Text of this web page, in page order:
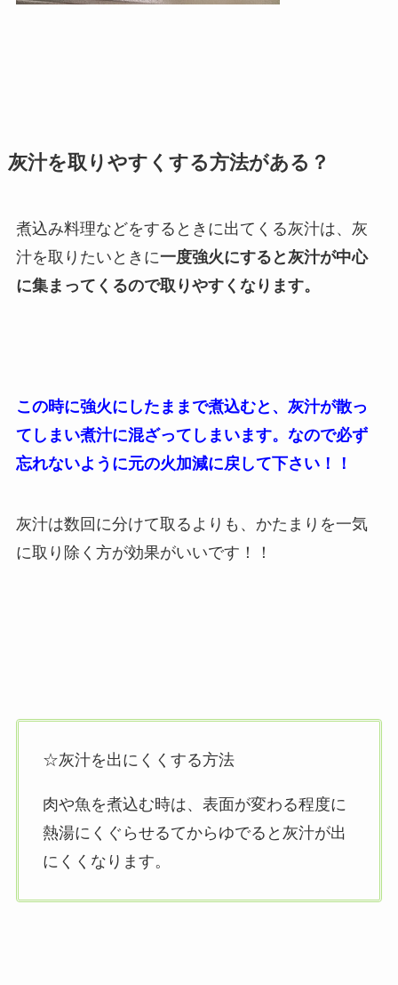
灰汁を取りやすくする方法がある？
煮込み料理などをするときに出てくる灰汁は、灰
汁を取りたいときに一度強火にすると灰汁が中心
に集まってくるので取りやすくなります。
この時に強火にしたままで煮込むと、灰汁が散っ
てしまい煮汁に混ざってしまいます。なので必ず
忘れないように元の火加減に戻して下さい！！
灰汁は数回に分けて取るよりも、かたまりを一気
に取り除く方が効果がいいです！！
☆灰汁を出にくくする方法
肉や魚を煮込む時は、表面が変わる程度に
熱湯にくぐらせるてからゆでると灰汁が出
にくくなります。